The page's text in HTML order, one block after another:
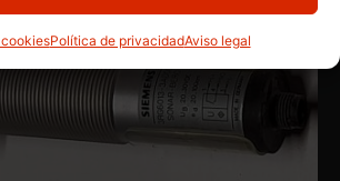
Política de privacidadAviso legal